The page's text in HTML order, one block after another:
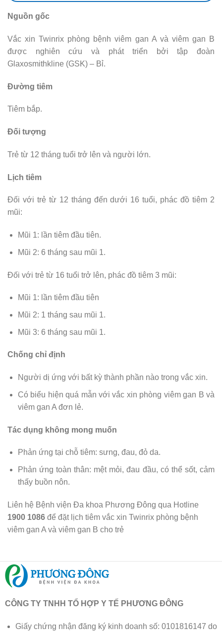
Nguồn gốc
Vắc xin Twinrix phòng bệnh viêm gan A và viêm gan B
được nghiên cứu và phát triển bởi tập đoàn
Glaxosmithkline (GSK) – Bỉ.
Đường tiêm
Tiêm bắp.
Đối tượng
Trẻ từ 12 tháng tuổi trở lên và người lớn.
Lịch tiêm
Đối với trẻ từ 12 tháng đến dưới 16 tuổi, phác đồ tiêm 2
mũi:
Mũi 1: lần tiêm đầu tiên.
Mũi 2: 6 tháng sau mũi 1.
Đối với trẻ từ 16 tuổi trở lên, phác đồ tiêm 3 mũi:
Mũi 1: lần tiêm đầu tiên
Mũi 2: 1 tháng sau mũi 1.
Mũi 3: 6 tháng sau mũi 1.
Chống chỉ định
Người dị ứng với bất kỳ thành phần nào trong vắc xin.
Có biểu hiện quá mẫn với vắc xin phòng viêm gan B và
viêm gan A đơn lẻ.
Tác dụng không mong muốn
Phản ứng tại chỗ tiêm: sưng, đau, đỏ da.
Phản ứng toàn thân: mệt mỏi, đau đầu, có thể sốt, cảm
thấy buồn nôn.
Liên hệ Bệnh viện Đa khoa Phương Đông qua Hotline
1900 1086 để đặt lịch tiêm vắc xin Twinrix phòng bệnh
viêm gan A và viêm gan B cho trẻ
CÔNG TY TNHH TỔ HỢP Y TẾ PHƯƠNG ĐÔNG
Giấy chứng nhận đăng ký kinh doanh số: 0101816147 do